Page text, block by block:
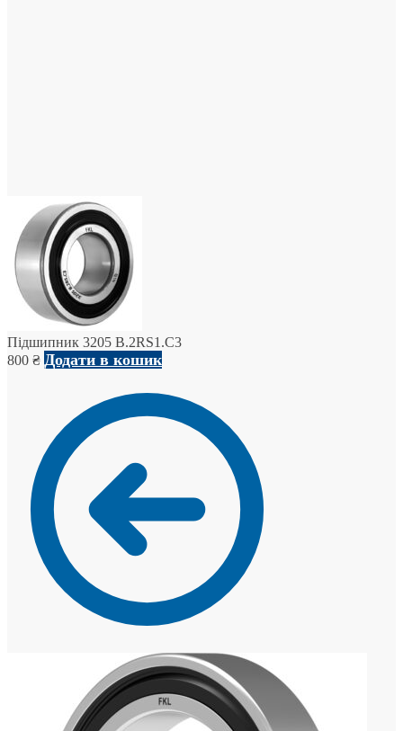
Підшипник 3205 B.2RS1.C3
800 ₴ Додати в кошик